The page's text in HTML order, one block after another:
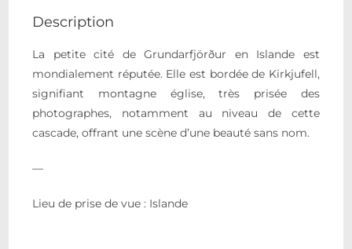
Description
La petite cité de Grundarfjörður en Islande est
mondialement réputée. Elle est bordée de Kirkjufell,
signifiant montagne église, très prisée des
photographes, notamment au niveau de cette
cascade, offrant une scène d’une beauté sans nom.
—
Lieu de prise de vue : Islande